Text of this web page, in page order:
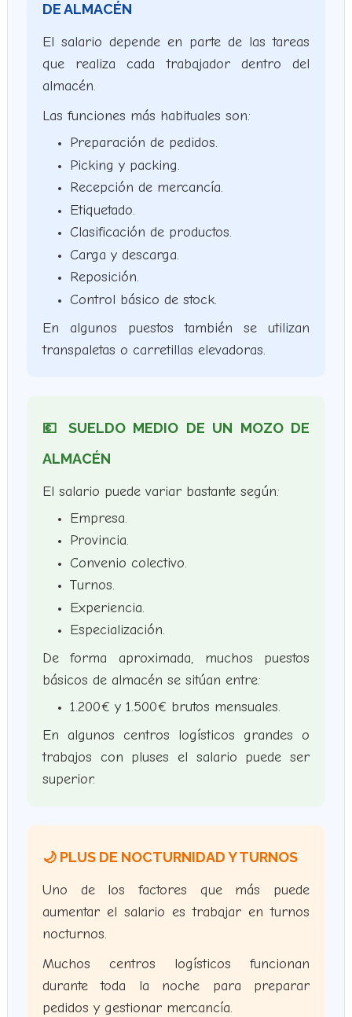
DE ALMACÉN
El salario depende en parte de las tareas
que realiza cada trabajador dentro del
almacén.
Las funciones más habituales son:
Preparación de pedidos.
Picking y packing.
Recepción de mercancía.
Etiquetado.
Clasificación de productos.
Carga y descarga.
Reposición.
Control básico de stock.
En algunos puestos también se utilizan
transpaletas o carretillas elevadoras.
💶 SUELDO MEDIO DE UN MOZO DE
ALMACÉN
El salario puede variar bastante según:
Empresa.
Provincia.
Convenio colectivo.
Turnos.
Experiencia.
Especialización.
De forma aproximada, muchos puestos
básicos de almacén se sitúan entre:
1.200€ y 1.500€ brutos mensuales.
En algunos centros logísticos grandes o
trabajos con pluses el salario puede ser
superior.
🌙 PLUS DE NOCTURNIDAD Y TURNOS
Uno de los factores que más puede
aumentar el salario es trabajar en turnos
nocturnos.
Muchos centros logísticos funcionan
durante toda la noche para preparar
pedidos y gestionar mercancía.